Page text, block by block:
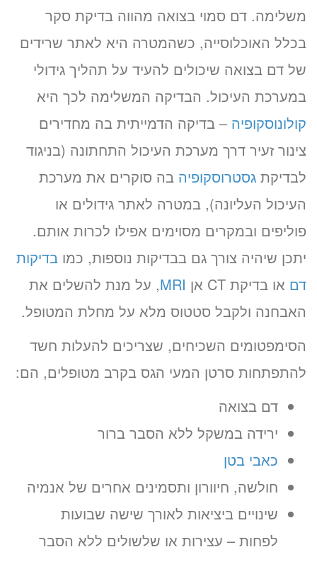
משלימה. דם סמוי בצואה מהווה בדיקת סקר
בכלל האוכלוסייה, כשהמטרה היא לאתר שרידים
של דם בצואה שיכולים להעיד על תהליך גידולי
במערכת העיכול. הבדיקה המשלימה לכך היא
קולונוסקופיה – בדיקה הדמייתית בה מחדירים
צינור זעיר דרך מערכת העיכול התחתונה (בניגוד
לבדיקת גסטרוסקופיה בה סוקרים את מערכת
העיכול העליונה), במטרה לאתר גידולים או
פוליפים ובמקרים מסוימים אפילו לכרות אותם.
יתכן שיהיה צורך גם בבדיקות נוספות, כמו בדיקות
דם או בדיקת CT אן MRI, על מנת להשלים את
האבחנה ולקבל סטטוס מלא על מחלת המטופל.
הסימפטומים השכיחים, שצריכים להעלות חשד
להתפתחות סרטן המעי הגס בקרב מטופלים, הם:
דם בצואה
ירידה במשקל ללא הסבר ברור
כאבי בטן
חולשה, חיוורון ותסמינים אחרים של אנמיה
שינויים ביציאות לאורך שישה שבועות
לפחות – עצירות או שלשולים ללא הסבר